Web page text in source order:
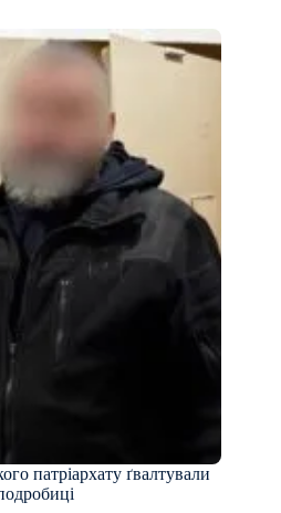
патріархату ґвалтували